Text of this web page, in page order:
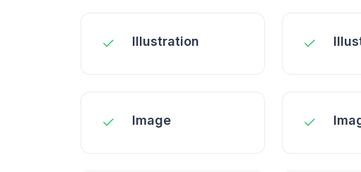
Illustration
Image